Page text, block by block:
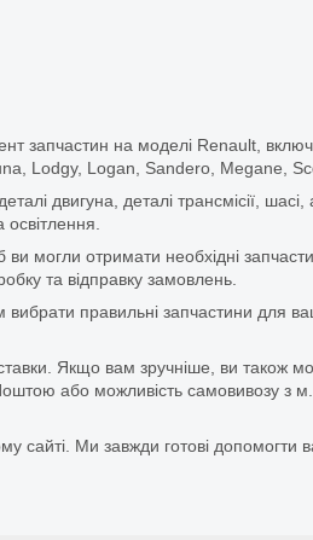
запчастин на моделі Renault,
Lodgy, Logan, Sandero, Megane,
двигуна, деталі трансмісії, шасі,
ви могли отримати необхідні
та відправку замовлень.
правильні запчастини для
Якщо вам зручніше, ви також
або можливість самовивозу з м.
сайті. Ми завжди готові допомогти